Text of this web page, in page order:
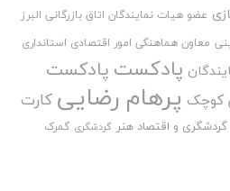
عضو هیات نمایندگان اتاق بازرگانی البرز
معاون هماهنگی امور اقتصادی استانداری
پادکست پادکست
کوچک پرهام رضایی کارت
و اقتصاد هنر گردشگری گمرک